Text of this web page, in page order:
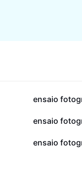
223,1 mil
ensaio
52,2 mil
ensaio
23,2 mil
ensaio